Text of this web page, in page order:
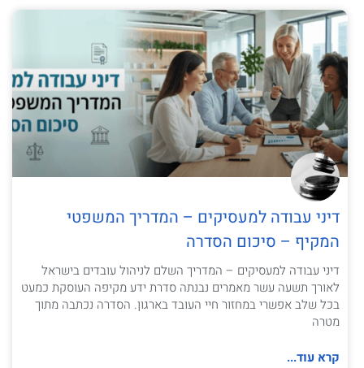
דיני עבודה למעסיקים – המדריך המשפטי
המקיף – סיכום הסדרה
דיני עבודה למעסיקים – המדריך השלם לניהול עובדים בישראל
לאורך תשעה עשר מאמרים נבנתה סדרת ידע מקיפה העוסקת כמעט
בכל שלב אפשרי במחזור חיי העובד בארגון. הסדרה נכתבה מתוך
מטרה
קרא עוד...